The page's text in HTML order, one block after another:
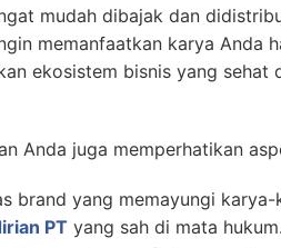
mudah dibajak dan
memanfaatkan karya Anda
ekosistem bisnis yang sehat
Anda juga memperhatikan
brand yang memayungi karya-
PT yang sah di mata hukum.